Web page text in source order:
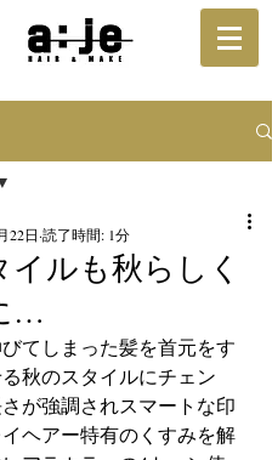
ルも秋らしく
…
22日 読了時間: 1分
てしまった髪を首元をす
秋のスタイルにチェン
が強調されスマートな印
ヘアー特有のくすみを解